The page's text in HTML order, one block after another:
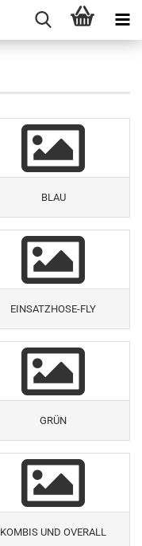
BLAU
EINSATZHOSE-FLY
GRÜN
KOMBIS UND OVERALL